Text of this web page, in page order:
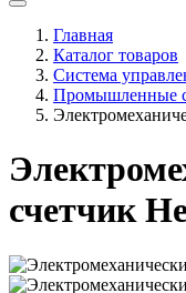
Главная
Каталог товаров
Система
Промышленные
счетчик